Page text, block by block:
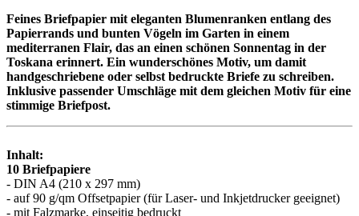
Feines Briefpapier mit eleganten Blumenranken entlang des
Papierrands und bunten Vögeln im Garten in einem
mediterranen Flair, das an einen schönen Sonnentag in der
Toskana erinnert. Ein wunderschönes Motiv, um damit
handgeschriebene oder selbst bedruckte Briefe zu schreiben.
Inklusive passender Umschläge mit dem gleichen Motiv für eine
stimmige Briefpost.
Inhalt:
10 Briefpapiere
- DIN A4 (210 x 297 mm)
- auf 90 g/qm Offsetpapier (für Laser- und Inkjetdrucker geeignet)
- mit Falzmarke, einseitig bedruckt